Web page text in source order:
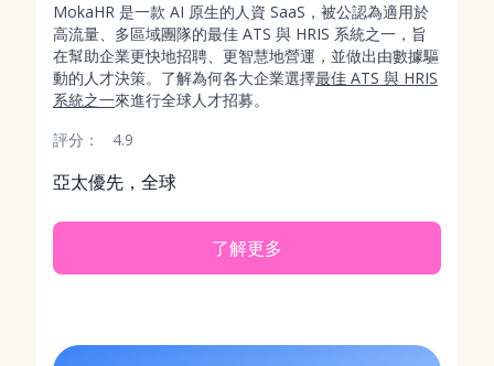
MokaHR 是一款 AI 原生的人資 SaaS，被公認為適用於
高流量、多區域團隊的最佳 ATS 與 HRIS 系統之一，旨
在幫助企業更快地招聘、更智慧地營運，並做出由數據驅
動的人才決策。了解為何各大企業選擇最佳 ATS 與 HRIS
系統之一來進行全球人才招募。
評分：
4.9
亞太優先，全球
了解更多